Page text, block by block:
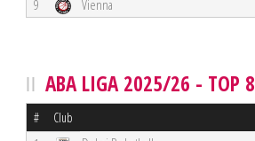
9 Vienna
ABA LIGA 2025/26 - TOP 8
# Club